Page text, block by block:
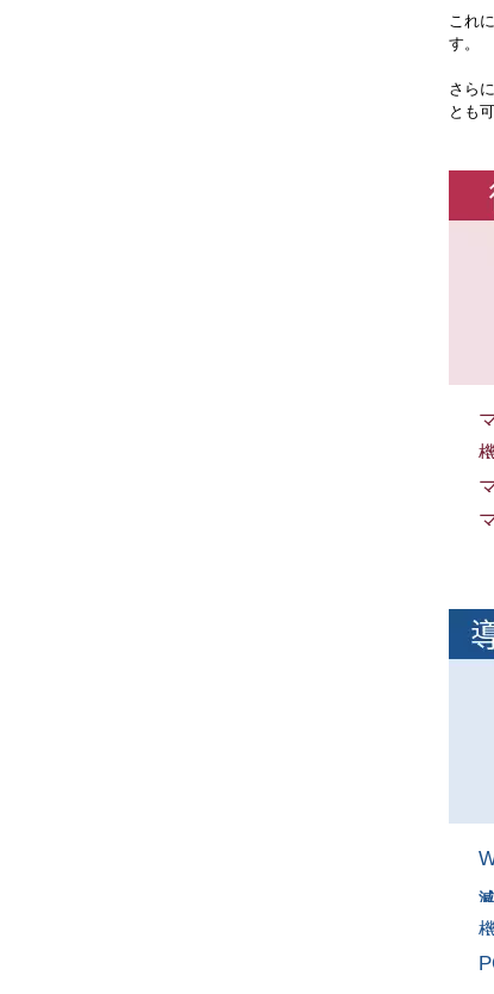
これ
す。
さら
とも